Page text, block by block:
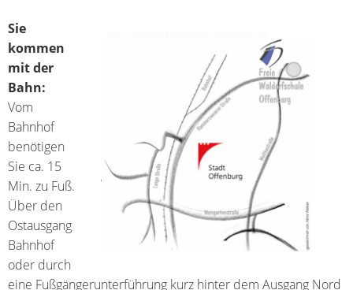
Sie
kommen
mit der
Bahn:
Vom
Bahnhof
benötigen
Sie ca. 15
Min. zu Fuß.
Über den
Ostausgang
Bahnhof
oder durch
eine Fußgängerunterführung kurz hinter dem Ausgang Nord